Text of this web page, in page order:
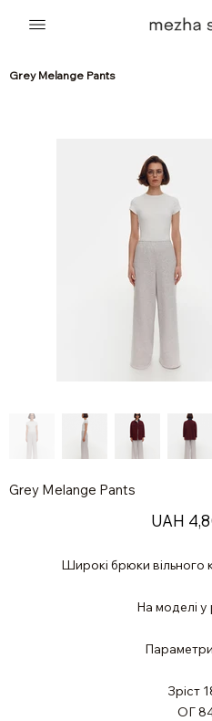
Grey Melange Pants
Grey Melange Pants
Price
UAH
Широкі брюки вільного
На моделі у
Зріст
ОГ